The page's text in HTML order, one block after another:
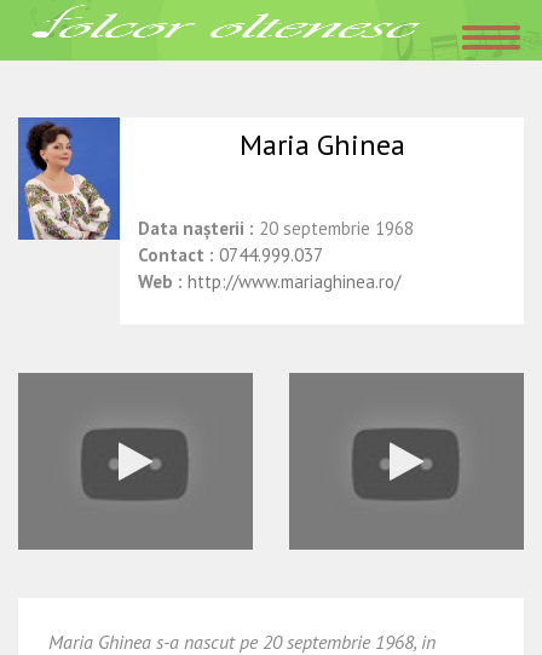
Acasa»Interpreti»Maria Ghinea
Folclor Oltenesc
Maria Ghinea
Data nașterii : 20 septembrie 1968
Contact : 0744.999.037
Web : http://www.mariaghinea.ro/
Maria Ghinea s-a nascut pe 20 septembrie 1968, in